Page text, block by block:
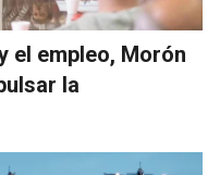
el empleo, Morón
la